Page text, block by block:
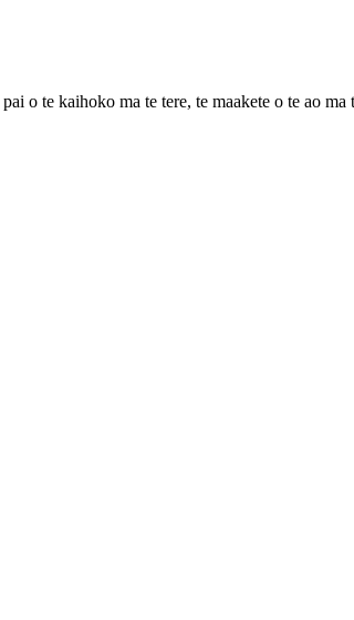
o te kaihoko ma te tere, te maakete o te ao